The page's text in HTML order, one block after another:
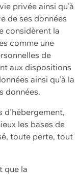
privée ainsi qu'à
de ses données
considèrent la
comme une
de
aux dispositions
ainsi qu'à la
données.
d'hébergement,
les bases de
toute perte, tout
que la